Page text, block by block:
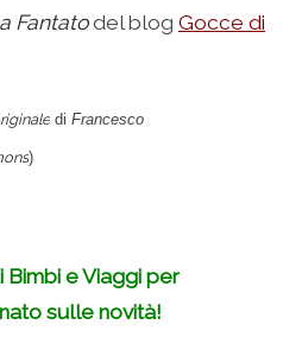
Fantatodel blog Gocce di
di Francesco
)
e Viaggi per
sulle novità!